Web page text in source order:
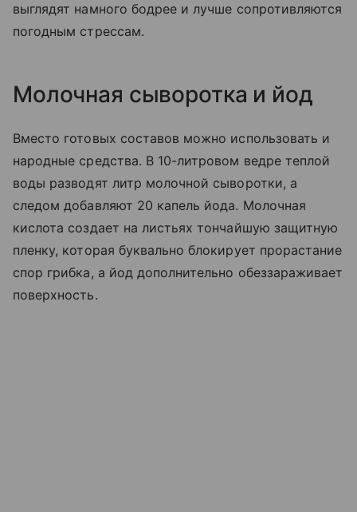
выглядят намного бодрее и лучше сопротивляются
погодным стрессам.
Молочная сыворотка и йод
Вместо готовых составов можно использовать и
народные средства. В 10-литровом ведре теплой
воды разводят литр молочной сыворотки, а
следом добавляют 20 капель йода. Молочная
кислота создает на листьях тончайшую защитную
пленку, которая буквально блокирует прорастание
спор грибка, а йод дополнительно обеззараживает
поверхность.